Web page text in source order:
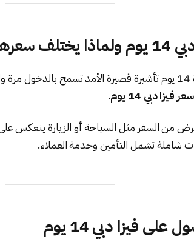
سعرها
تعتبر فيزا دبي لمدة 14 يوم تأشيرة قصيرة الأمد تسمح
سعر فيزا دبي 14 يوم
.
من السفر مثل السياحة أو الزيارة ينعكس
شاملة تشمل التأمين وخدمة العملاء.
فيزا دبي 14 يوم